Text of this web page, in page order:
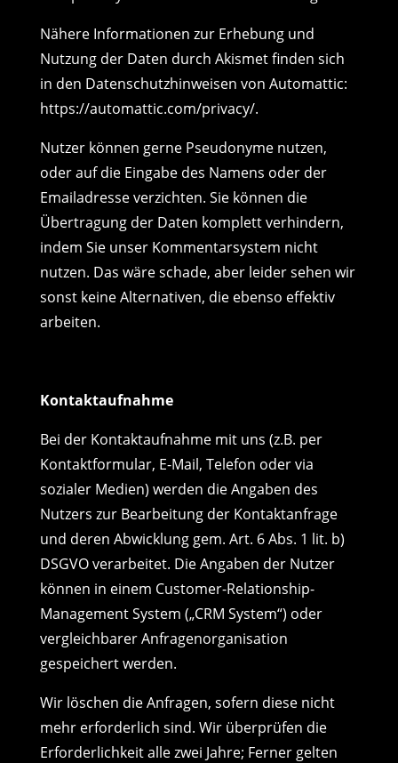
Nähere Informationen zur Erhebung und
Nutzung der Daten durch Akismet finden sich
in den Datenschutzhinweisen von Automattic:
https://automattic.com/privacy/.
Nutzer können gerne Pseudonyme nutzen,
oder auf die Eingabe des Namens oder der
Emailadresse verzichten. Sie können die
Übertragung der Daten komplett verhindern,
indem Sie unser Kommentarsystem nicht
nutzen. Das wäre schade, aber leider sehen wir
sonst keine Alternativen, die ebenso effektiv
arbeiten.
Kontaktaufnahme
Bei der Kontaktaufnahme mit uns (z.B. per
Kontaktformular, E-Mail, Telefon oder via
sozialer Medien) werden die Angaben des
Nutzers zur Bearbeitung der Kontaktanfrage
und deren Abwicklung gem. Art. 6 Abs. 1 lit. b)
DSGVO verarbeitet. Die Angaben der Nutzer
können in einem Customer-Relationship-
Management System („CRM System“) oder
vergleichbarer Anfragenorganisation
gespeichert werden.
Wir löschen die Anfragen, sofern diese nicht
mehr erforderlich sind. Wir überprüfen die
Erforderlichkeit alle zwei Jahre; Ferner gelten